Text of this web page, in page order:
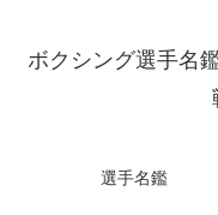
ボクシング選手
選手名鑑